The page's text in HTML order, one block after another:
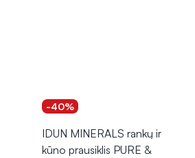
-40%
IDUN MINERALS rankų ir
kūno prausiklis PURE &